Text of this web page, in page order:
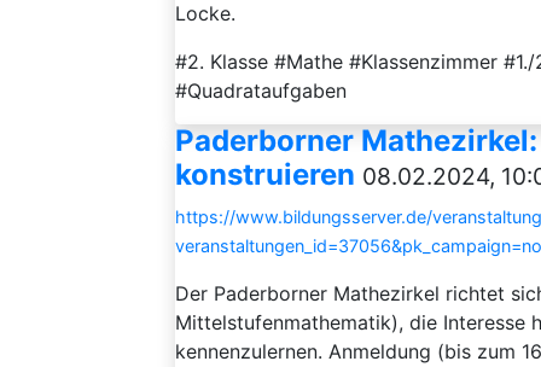
Locke.
#2. Klasse #Mathe #Klassenzimmer
#Quadrataufgaben
Paderborner
konstruieren 08.02.2024,
https://www.bildungsserver.de/
Der Paderborner Mathezirkel richtet
Mittelstufenmathematik), die Interesse
kennenzulernen. Anmeldung (bis zum